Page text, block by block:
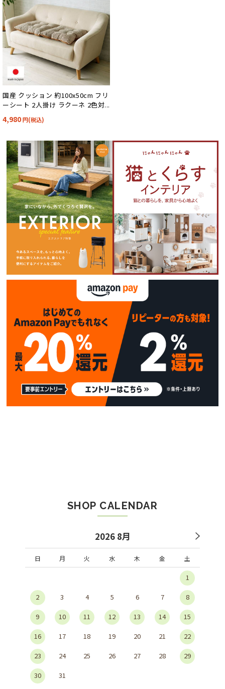
国産 クッション 約100x50cm フリ
ーシート 2人掛け ラクーネ 2色対
4,980円(税込)
SHOP CALENDAR
2026 8月
日 月 火 水 木 金 土
1
2 3 4 5 6 7 8
9 10 11 12 13 14 15
16 17 18 19 20 21 22
23 24 25 26 27 28 29
30 31